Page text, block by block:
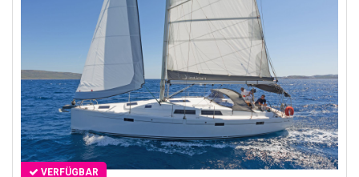
VERFÜGBAR